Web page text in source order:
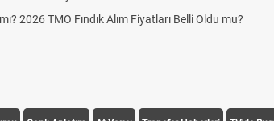
mı? 2026 TMO Fındık Alım Fiyatları Belli Oldu mu?